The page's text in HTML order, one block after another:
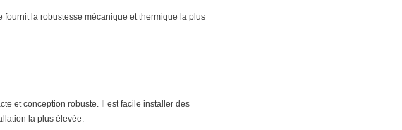
la robustesse mécanique et thermique la plus
et conception robuste. Il est facile installer des
la plus élevée.